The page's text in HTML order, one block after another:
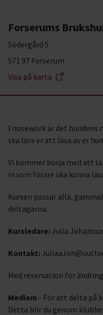
Forserums
Södergård 5
571 97 Forserum
Visa på karta
I nosework är det hundens
ska lära er att läsa av er
Vi kommer börja med att
ni som förare ska kunna
Kursen passar alla,
deltagarna.
Kursledare: Julia
Kontakt:
Med reservation för
Medlem - För att delta på
Detta blir du genom